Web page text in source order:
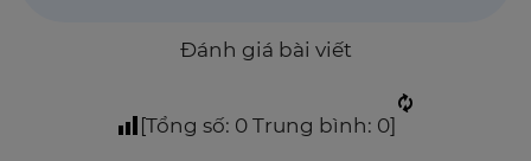
Đánh giá bài viết
[Tổng số: 0 Trung bình: 0]